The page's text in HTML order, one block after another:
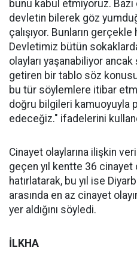
bunu kabul etmiyoruz.
devletin bilerek göz
çalışıyor. Bunların
Devletimiz bütün
olayları yaşanabiliyor
getiren bir tablo söz
bu tür söylemlere itibar
doğru bilgileri kamuoyuyla
edeceğiz." ifadelerini
Cinayet olaylarına ilişkin
geçen yıl kentte 36 cinayet
hatırlatarak, bu yıl ise
arasında en az cinayet
yer aldığını söyledi.
İLKHA